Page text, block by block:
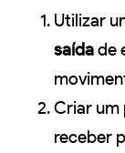
Utilizar
saídade
Criar um
receber